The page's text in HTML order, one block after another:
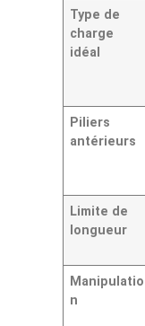
Type de
charge
idéal
Piliers
antérieurs
Limite de
longueur
Manipulatio
n